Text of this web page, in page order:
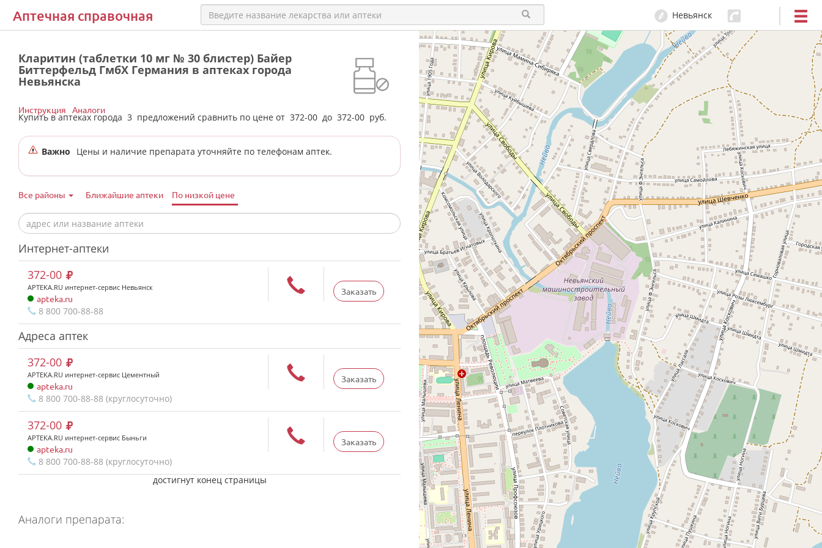
Аптечная справочная Невьянск
Кларитин (таблетки 10 мг № 30 блистер) Байер
Биттерфельд ГмбХ Германия в аптеках города
Невьянска
Купить в аптеках города 3 предложений сравнить по цене от 372-00 до 372-00 руб.
Инструкция Аналоги
Важно Цены и наличие препарата уточняйте по телефонам аптек.
Все районы Ближайшие аптеки По низкой цене
Интернет-аптеки
Заказать
372-00
APTEKA.RU интернет-сервис Невьянск
apteka.ru
8 800 700-88-88
Адреса аптек
Заказать
372-00
APTEKA.RU интернет-сервис Цементный
apteka.ru
8 800 700-88-88 (круглосуточно)
Заказать
372-00
APTEKA.RU интернет-сервис Быньги
apteka.ru
8 800 700-88-88 (круглосуточно)
достигнут конец страницы
Аналоги препарата: